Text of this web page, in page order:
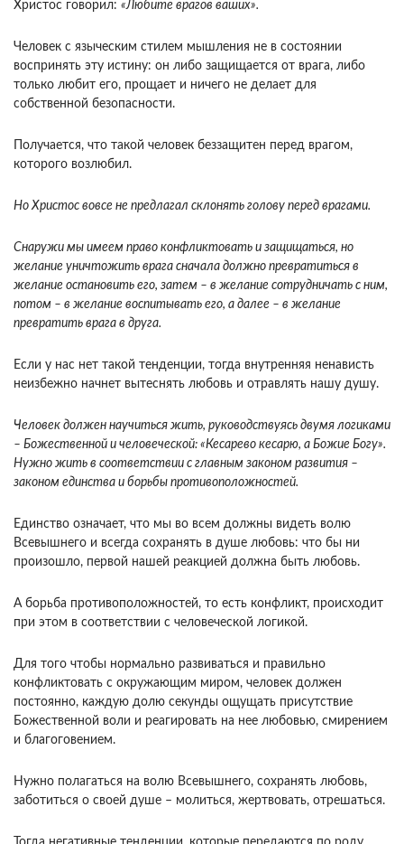
Христос говорил: «Любите врагов ваших».
Человек с языческим стилем мышления не в состоянии
воспринять эту истину: он либо защищается от врага, либо
только любит его, прощает и ничего не делает для
собственной безопасности.
Получается, что такой человек беззащитен перед врагом,
которого возлюбил.
Но Христос вовсе не предлагал склонять голову перед врагами.
Снаружи мы имеем право конфликтовать и защищаться, но
желание уничтожить врага сначала должно превратиться в
желание остановить его, затем – в желание сотрудничать с ним,
потом – в желание воспитывать его, а далее – в желание
превратить врага в друга.
Если у нас нет такой тенденции, тогда внутренняя ненависть
неизбежно начнет вытеснять любовь и отравлять нашу душу.
Человек должен научиться жить, руководствуясь двумя логиками
– Божественной и человеческой: «Кесарево кесарю, а Божие Богу».
Нужно жить в соответствии с главным законом развития –
законом единства и борьбы противоположностей.
Единство означает, что мы во всем должны видеть волю
Всевышнего и всегда сохранять в душе любовь: что бы ни
произошло, первой нашей реакцией должна быть любовь.
А борьба противоположностей, то есть конфликт, происходит
при этом в соответствии с человеческой логикой.
Для того чтобы нормально развиваться и правильно
конфликтовать с окружающим миром, человек должен
постоянно, каждую долю секунды ощущать присутствие
Божественной воли и реагировать на нее любовью, смирением
и благоговением.
Нужно полагаться на волю Всевышнего, сохранять любовь,
заботиться о своей душе – молиться, жертвовать, отрешаться.